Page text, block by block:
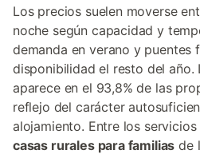
Los precios suelen moverse
noche según capacidad y
demanda en verano y puentes
disponibilidad el resto del año.
aparece en el 93,8% de las
reflejo del carácter
alojamiento. Entre los
casas rurales para familias de